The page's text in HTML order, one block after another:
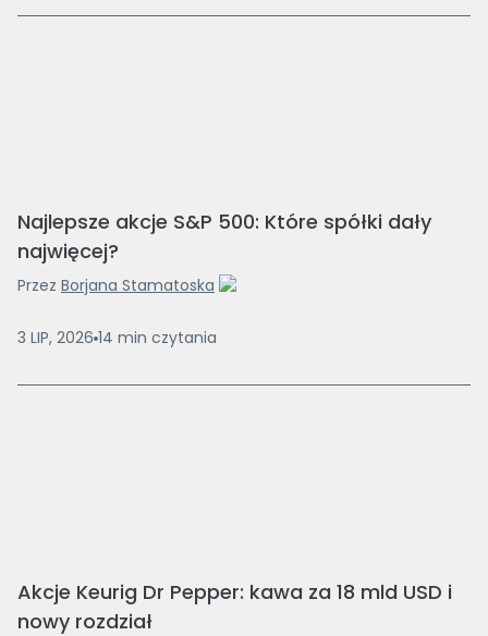
Najlepsze akcje S&P 500: Które spółki dały
najwięcej?
Przez Borjana Stamatoska
3 LIP, 2026 14 min czytania
Akcje Keurig Dr Pepper: kawa za 18 mld USD i
nowy rozdział